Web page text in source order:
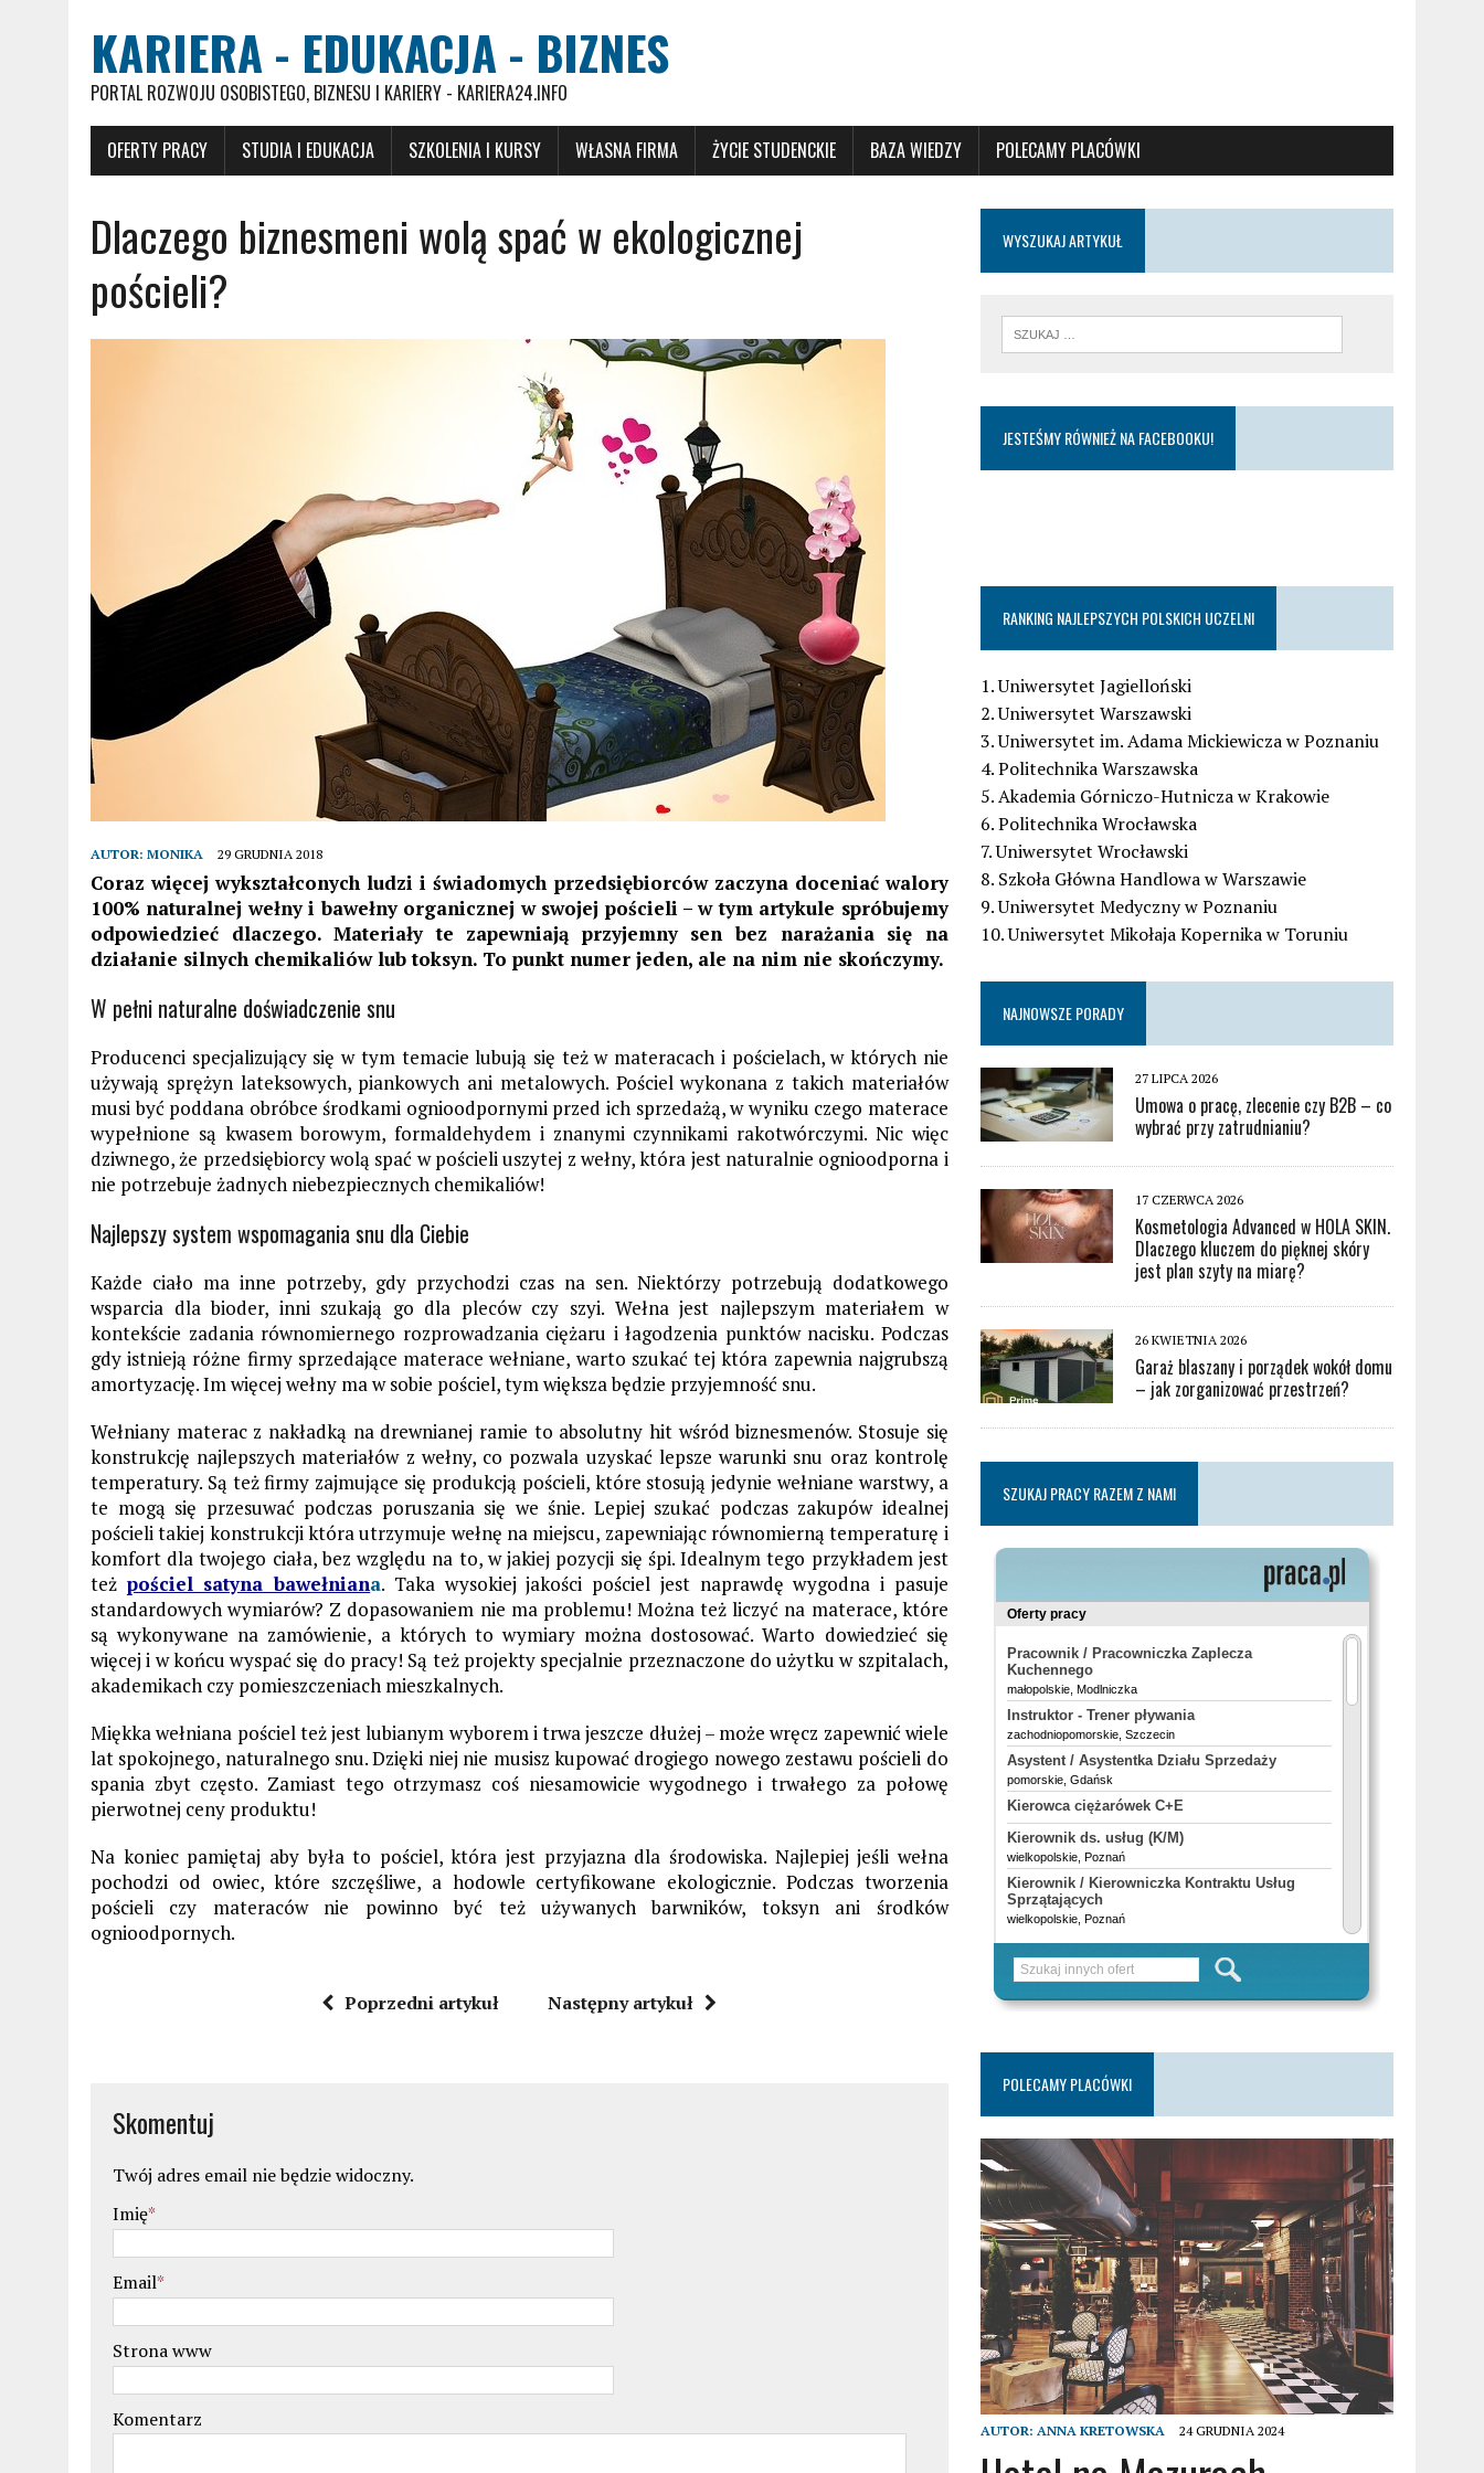
KARIERA - EDUKACJA - BIZNES
PORTAL ROZWOJU OSOBISTEGO, BIZNESU I KARIERY - KARIERA24.INFO
OFERTY PRACY STUDIA I EDUKACJA SZKOLENIA I KURSY WŁASNA FIRMA ŻYCIE STUDENCKIE BAZA WIEDZY POLECAMY PLACÓWKI
Dlaczego biznesmeni wolą spać w ekologicznej
pościeli?
AUTOR: MONIKA 29 GRUDNIA 2018
Coraz więcej wykształconych ludzi i świadomych przedsiębiorców zaczyna doceniać walory
100% naturalnej wełny i bawełny organicznej w swojej pościeli – w tym artykule spróbujemy
odpowiedzieć dlaczego. Materiały te zapewniają przyjemny sen bez narażania się na
działanie silnych chemikaliów lub toksyn. To punkt numer jeden, ale na nim nie skończymy.
W pełni naturalne doświadczenie snu
Producenci specjalizujący się w tym temacie lubują się też w materacach i pościelach, w których nie
używają sprężyn lateksowych, piankowych ani metalowych. Pościel wykonana z takich materiałów
musi być poddana obróbce środkami ognioodpornymi przed ich sprzedażą, w wyniku czego materace
wypełnione są kwasem borowym, formaldehydem i znanymi czynnikami rakotwórczymi. Nic więc
dziwnego, że przedsiębiorcy wolą spać w pościeli uszytej z wełny, która jest naturalnie ognioodporna i
nie potrzebuje żadnych niebezpiecznych chemikaliów!
Najlepszy system wspomagania snu dla Ciebie
Każde ciało ma inne potrzeby, gdy przychodzi czas na sen. Niektórzy potrzebują dodatkowego
wsparcia dla bioder, inni szukają go dla pleców czy szyi. Wełna jest najlepszym materiałem w
kontekście zadania równomiernego rozprowadzania ciężaru i łagodzenia punktów nacisku. Podczas
gdy istnieją różne firmy sprzedające materace wełniane, warto szukać tej która zapewnia najgrubszą
amortyzację. Im więcej wełny ma w sobie pościel, tym większa będzie przyjemność snu.
Wełniany materac z nakładką na drewnianej ramie to absolutny hit wśród biznesmenów. Stosuje się
konstrukcję najlepszych materiałów z wełny, co pozwala uzyskać lepsze warunki snu oraz kontrolę
temperatury. Są też firmy zajmujące się produkcją pościeli, które stosują jedynie wełniane warstwy, a
te mogą się przesuwać podczas poruszania się we śnie. Lepiej szukać podczas zakupów idealnej
pościeli takiej konstrukcji która utrzymuje wełnę na miejscu, zapewniając równomierną temperaturę i
komfort dla twojego ciała, bez względu na to, w jakiej pozycji się śpi. Idealnym tego przykładem jest
też pościel satyna bawełniana. Taka wysokiej jakości pościel jest naprawdę wygodna i pasuje
standardowych wymiarów? Z dopasowaniem nie ma problemu! Można też liczyć na materace, które
są wykonywane na zamówienie, a których to wymiary można dostosować. Warto dowiedzieć się
więcej i w końcu wyspać się do pracy! Są też projekty specjalnie przeznaczone do użytku w szpitalach,
akademikach czy pomieszczeniach mieszkalnych.
Miękka wełniana pościel też jest lubianym wyborem i trwa jeszcze dłużej – może wręcz zapewnić wiele
lat spokojnego, naturalnego snu. Dzięki niej nie musisz kupować drogiego nowego zestawu pościeli do
spania zbyt często. Zamiast tego otrzymasz coś niesamowicie wygodnego i trwałego za połowę
pierwotnej ceny produktu!
Na koniec pamiętaj aby była to pościel, która jest przyjazna dla środowiska. Najlepiej jeśli wełna
pochodzi od owiec, które szczęśliwe, a hodowle certyfikowane ekologicznie. Podczas tworzenia
pościeli czy materaców nie powinno być też używanych barwników, toksyn ani środków
ognioodpornych.
Poprzedni artykuł Następny artykuł
Skomentuj
Twój adres email nie będzie widoczny.
Imię*
Email*
Strona www
Komentarz
WYSZUKAJ ARTYKUŁ
JESTEŚMY RÓWNIEŻ NA FACEBOOKU!
RANKING NAJLEPSZYCH POLSKICH UCZELNI
1. Uniwersytet Jagielloński
2. Uniwersytet Warszawski
3. Uniwersytet im. Adama Mickiewicza w Poznaniu
4. Politechnika Warszawska
5. Akademia Górniczo-Hutnicza w Krakowie
6. Politechnika Wrocławska
7. Uniwersytet Wrocławski
8. Szkoła Główna Handlowa w Warszawie
9. Uniwersytet Medyczny w Poznaniu
10. Uniwersytet Mikołaja Kopernika w Toruniu
NAJNOWSZE PORADY
27 LIPCA 2026
Umowa o pracę, zlecenie czy B2B – co
wybrać przy zatrudnianiu?
17 CZERWCA 2026
Kosmetologia Advanced w HOLA SKIN.
Dlaczego kluczem do pięknej skóry
jest plan szyty na miarę?
26 KWIETNIA 2026
Garaż blaszany i porządek wokół domu
– jak zorganizować przestrzeń?
SZUKAJ PRACY RAZEM Z NAMI
POLECAMY PLACÓWKI
AUTOR: ANNA KRETOWSKA 24 GRUDNIA 2024